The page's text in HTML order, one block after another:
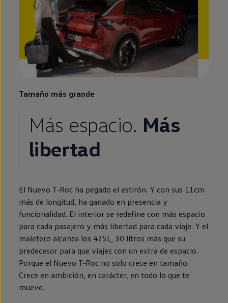
Tamaño más grande
Más espacio. Más
libertad
El Nuevo T‑Roc ha pegado el estirón. Y con sus 11cm
más de longitud, ha ganado en presencia y
funcionalidad. El interior se redefine con más espacio
para cada pasajero y más libertad para cada viaje. Y el
maletero alcanza los 475L, 30 litros más que su
predecesor para que viajes con un extra de espacio.
Porque el Nuevo T‑Roc no solo crece en tamaño.
Crece en ambición, en carácter, en todo lo que te
mueve.